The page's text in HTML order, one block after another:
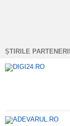
ȘTIRILE